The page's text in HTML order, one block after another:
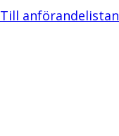
Till anförandelistan